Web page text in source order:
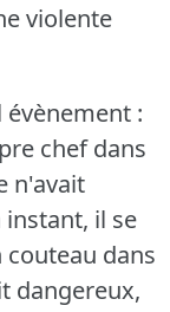
violente
évènement :
chef dans
n'avait
instant, il se
dans
dangereux,